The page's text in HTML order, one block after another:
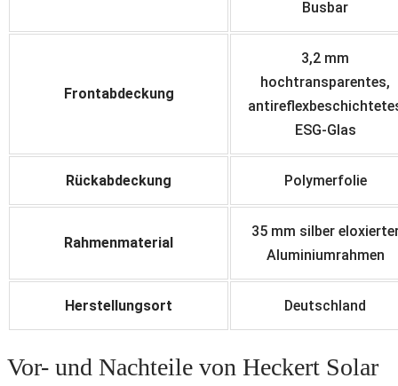
Busbar
Frontabdeckung
3,2 mm
hochtransparentes,
ESG-Glas
Rückabdeckung Polymerfolie
Rahmenmaterial
35 mm silber
Aluminiumrahmen
Herstellungsort Deutschland
Vor- und Nachteile von Heckert Solar